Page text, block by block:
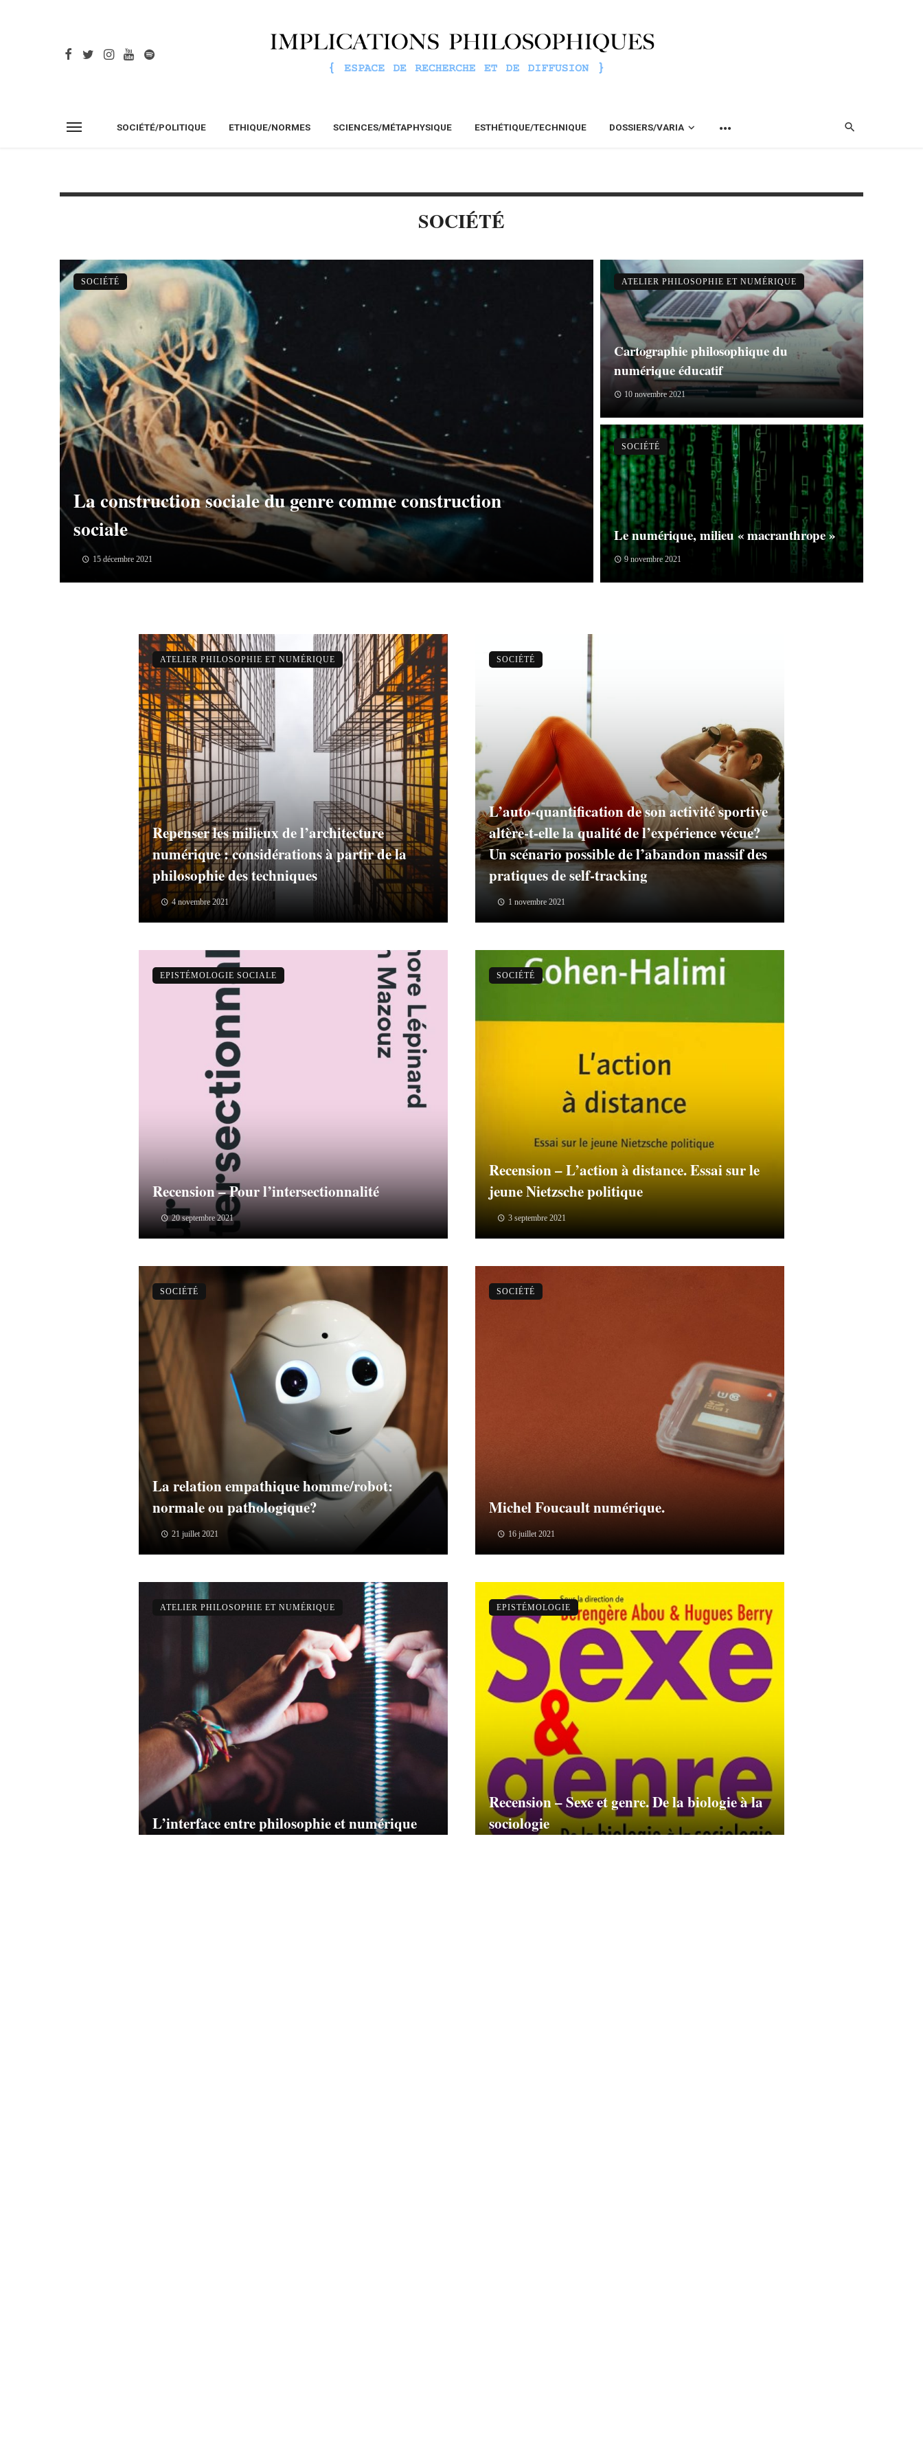
SOCIÉTÉ/POLITIQUE ETHIQUE/NORMES SCIENCES/MÉTAPHYSIQUE ESTHÉTIQUE/TECHNIQUE DOSSIERS/VARIA
SOCIÉTÉ
La construction sociale du genre comme construction
sociale
15 décembre 2021
SOCIÉTÉ
Cartographie philosophique du
numérique éducatif
10 novembre 2021
ATELIER PHILOSOPHIE ET NUMÉRIQUE
Le numérique, milieu « macranthrope »
9 novembre 2021
SOCIÉTÉ
Repenser les milieux de l’architecture
numérique : considérations à partir de la
philosophie des techniques
4 novembre 2021
ATELIER PHILOSOPHIE ET NUMÉRIQUE
L’auto-quantification de son activité sportive
altère-t-elle la qualité de l’expérience vécue?
Un scénario possible de l’abandon massif des
pratiques de self-tracking
1 novembre 2021
SOCIÉTÉ
Recension – Pour l’intersectionnalité
20 septembre 2021
EPISTÉMOLOGIE SOCIALE
Recension – L’action à distance. Essai sur le
jeune Nietzsche politique
3 septembre 2021
SOCIÉTÉ
La relation empathique homme/robot:
normale ou pathologique?
21 juillet 2021
SOCIÉTÉ
Michel Foucault numérique.
16 juillet 2021
SOCIÉTÉ
L’interface entre philosophie et numérique
ATELIER PHILOSOPHIE ET NUMÉRIQUE
Recension – Sexe et genre. De la biologie à la
sociologie
EPISTÉMOLOGIE